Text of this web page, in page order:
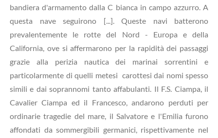
bandiera d'armamento dalla C bianca in campo azzurro. A
questa nave seguirono [...]. Queste navi batterono
prevalentemente le rotte del Nord - Europa e della
California, ove si affermarono per la rapidità dei passaggi
grazie alla perizia nautica dei marinai sorrentini e
particolarmente di quelli metesi carottesi dai nomi spesso
simili e dai soprannomi tanto affabulanti. Il F.S. Ciampa, il
Cavalier Ciampa ed il Francesco, andarono perduti per
ordinarie tragedie del mare, il Salvatore e l'Emilia furono
affondati da sommergibili germanici, rispettivamente nel